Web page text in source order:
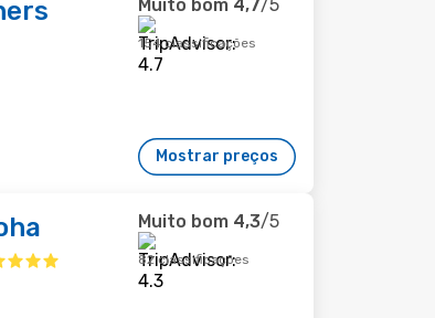
Muito bom 4,7/5
154 classificações
Mostrar preços
Muito bom 4,3/5
82 classificações